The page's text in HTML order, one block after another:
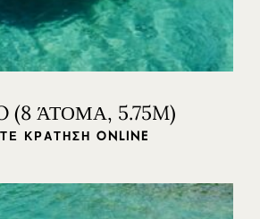
(8 ΆΤΟΜΑ, 5.75M)
ΚΡΆΤΗΣΗ ONLINE
Λευκάδα 31100, Ελλάδα